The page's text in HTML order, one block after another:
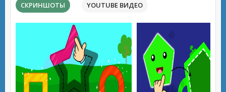
СКРИНШОТЫ YOUTUBE ВИДЕО